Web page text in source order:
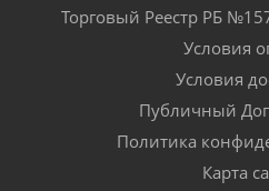
Торговый Реестр РБ
Условия
Условия
Публичный
Политика
Карта